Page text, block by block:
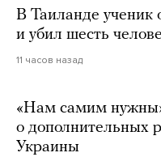
В Таиланде ученик
и убил шесть
11 часов назад
«Нам самим
о дополнительных
Украины